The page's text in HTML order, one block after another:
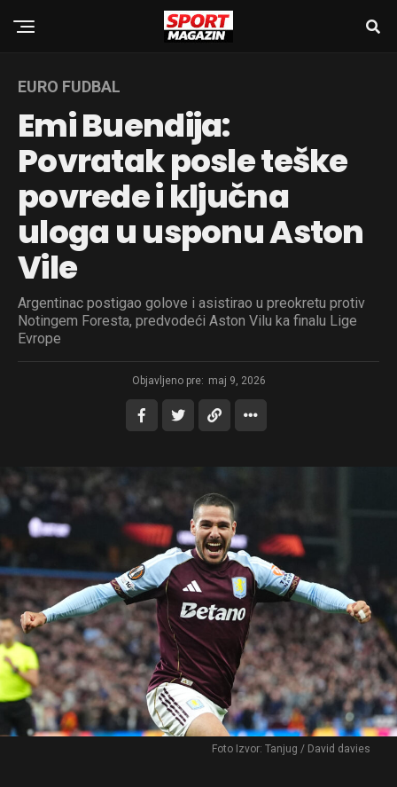
EURO FUDBAL
Emi Buendija:
Povratak posle teške
povrede i ključna
uloga u usponu Aston
Vile
Argentinac postigao golove i asistirao u preokretu protiv
Notingem Foresta, predvodeći Aston Vilu ka finalu Lige
Evrope
Objavljeno pre: maj 9, 2026
Foto Izvor: Tanjug / David davies